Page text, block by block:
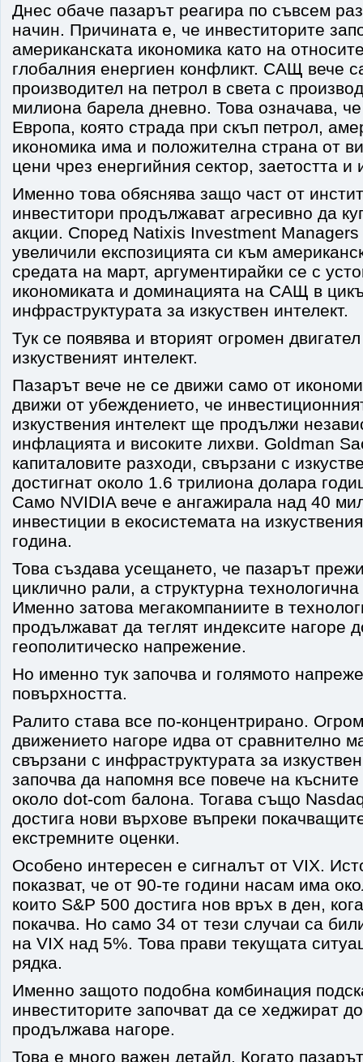
Днес обаче пазарът реагира по съвсем
начин. Причината е, че инвеститорите
американската икономика като на
глобалния енергиен конфликт. САЩ вече
производител на петрол в света с
милиона барела дневно. Това означава,
Европа, която страда при скъп петрол,
икономика има и положителна страна от
цени чрез енергийния сектор, заетостта и
Именно това обяснява защо част от
инвеститори продължават агресивно да
акции. Според Natixis Investment Managers
увеличили експозицията си към
средата на март, аргументирайки се с
икономиката и доминацията на САЩ в
инфраструктурата за изкуствен интелект.
Тук се появява и вторият огромен
изкуственият интелект.
Пазарът вече не се движи само от
движи от убеждението, че
изкуствения интелект ще продължи
инфлацията и високите лихви. Goldman
капиталовите разходи, свързани с
достигнат около 1.6 трилиона долара
Само NVIDIA вече е ангажирала над 40
инвестиции в екосистемата на
година.
Това създава усещането, че пазарът
циклично рали, а структурна
Именно затова мегакомпаниите в
продължават да теглят индексите нагоре
геополитическо напрежение.
Но именно тук започва и голямото
повърхността.
Ралито става все по-концентрирано.
движението нагоре идва от сравнително
свързани с инфраструктурата за
започва да напомня все повече на
около dot-com балона. Тогава също
достига нови върхове въпреки
екстремните оценки.
Особено интересен е сигналът от VIX.
показват, че от 90-те години насам има
които S&P 500 достига нов връх в ден,
покачва. Но само 34 от тези случаи са
на VIX над 5%. Това прави текущата
рядка.
Именно защото подобна комбинация
инвеститорите започват да се хеджират
продължава нагоре.
Това е много важен детайл. Когато